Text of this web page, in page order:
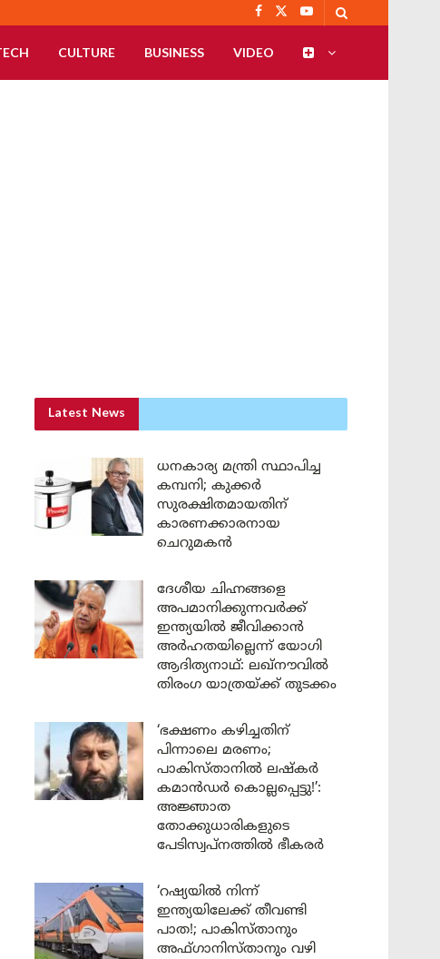
CULTURE BUSINESS VIDEO
Latest News
ധനകാര്യ മന്ത്രി സ്ഥാപിച്ച
കമ്പനി; കുക്കർ
സുരക്ഷിതമായതിന്
കാരണക്കാരനായ
ചെറുമകൻ
ദേശീയ ചിഹ്നങ്ങളെ
അപമാനിക്കുന്നവർക്ക്
ഇന്ത്യയിൽ ജീവിക്കാൻ
അർഹതയില്ലെന്ന് യോഗി
ആദിത്യനാഥ്: ലഖ്‌നൗവിൽ
തിരംഗ യാത്രയ്ക്ക് തുടക്കം
‘ഭക്ഷണം കഴിച്ചതിന്
പിന്നാലെ മരണം;
പാകിസ്താനിൽ ലഷ്കർ
കമാൻഡർ കൊല്ലപ്പെട്ടു!’:
അജ്ഞാത
തോക്കുധാരികളുടെ
പേടിസ്വപ്നത്തിൽ ഭീകരർ
‘റഷ്യയിൽ നിന്ന്
ഇന്ത്യയിലേക്ക് തീവണ്ടി
പാത!; പാകിസ്താനും
അഫ്ഗാനിസ്താനും വഴി